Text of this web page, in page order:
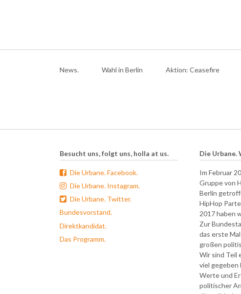
News. Wahl in Berlin Aktion: Ceasefire
Besucht uns, folgt uns, holla at us.
Die Urbane. Facebook.
Die Urbane. Instagram.
Die Urbane. Twitter.
Bundesvorstand.
Direktkandidat.
Das Programm.
Die Urbane.
Im Februar
Gruppe von
Berlin
HipHop
2017 haben
Zur
das erste
großen
Wir sind Teil
viel gegeben
Werte und
politischer